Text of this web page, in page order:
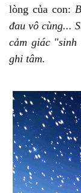
lòng của con:
đau vô cùng...
cảm giác
ghi tâm.